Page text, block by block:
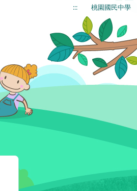
::: 桃園國民中學